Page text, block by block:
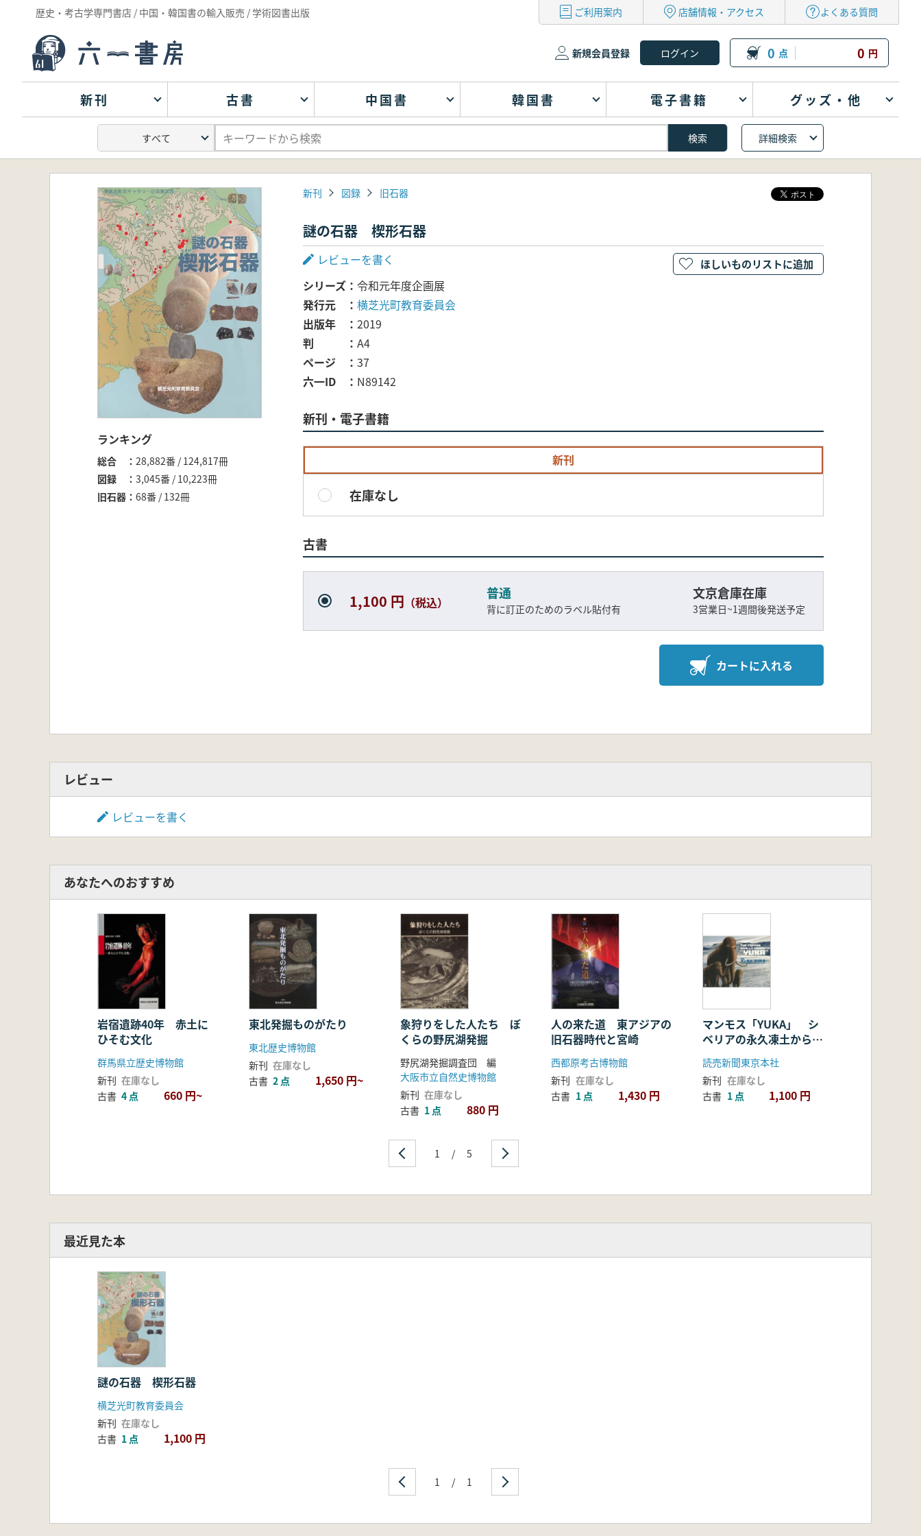
歴史・考古学専門書店 / 中国・韓国書の輸入販売 / 学術図書出版 ご利用案内 店舗情報・アクセス よくある質問
新規会員登録 0 点 0 円
新刊 古書 中国書 韓国書 電子書籍 グッズ・他
詳細検索
ランキング
総合
28,882番 / 124,817冊
図録
3,045番 / 10,223冊
旧石器
68番 / 132冊
新刊 図録 旧石器
謎の石器 楔形石器
レビューを書く
シリーズ
令和元年度企画展
発行元
横芝光町教育委員会
出版年
2019
判
A4
ページ
37
六一ID
N89142
新刊・電子書籍
新刊
在庫なし
古書
1,100 円 （税込）
普通
背に訂正のためのラベル貼付有
文京倉庫在庫
3営業日~1週間後発送予定
カートに入れる
ほしいものリストに追加
レビュー
レビューを書く
あなたへのおすすめ
岩宿遺跡40年 赤土に
ひそむ文化
群馬県立歴史博物館
新刊 在庫なし
古書 4 点 660 円~
東北発掘ものがたり
東北歴史博物館
新刊 在庫なし
古書 2 点 1,650 円~
象狩りをした人たち ぼ
くらの野尻湖発掘
野尻湖発掘調査団 編
大阪市立自然史博物館
新刊 在庫なし
古書 1 点 880 円
人の来た道 東アジアの
旧石器時代と宮崎
西都原考古博物館
新刊 在庫なし
古書 1 点 1,430 円
マンモス「YUKA」 シ
ベリアの永久凍土から現
れた少女マンモス
読売新聞東京本社
新刊 在庫なし
古書 1 点 1,100 円
1 / 5
最近見た本
謎の石器 楔形石器
横芝光町教育委員会
新刊 在庫なし
古書 1 点 1,100 円
1 / 1